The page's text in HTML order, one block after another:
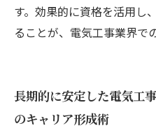
す。効果的に資格を活用し
ることが、電気工事業界で
長期的に安定した電気工
のキャリア形成術